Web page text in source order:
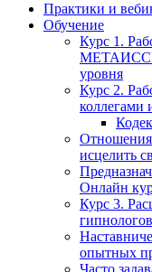
Практики и
Обучение
Курс 1.
уровня
Курс 2.
коллегами
Отношения
исцелить
Онлайн
Курс 3.
опытных
Часто